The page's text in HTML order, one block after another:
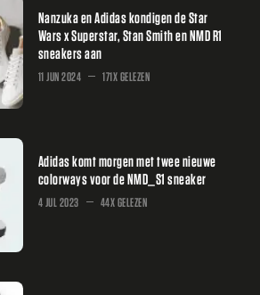
Nanzuka en Adidas kondigen de Star
Wars x Superstar, Stan Smith en NMD R1
sneakers aan
11 JUN 2024 171X GELEZEN
Adidas komt morgen met twee nieuwe
colorways voor de NMD_S1 sneaker
4 JUL 2023 44X GELEZEN